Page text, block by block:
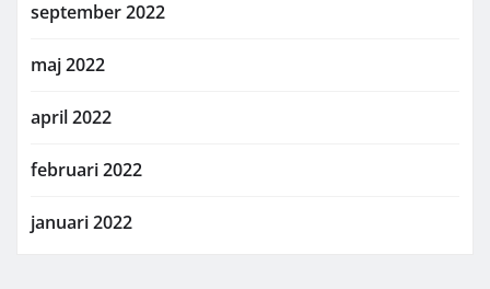
september 2022
maj 2022
april 2022
februari 2022
januari 2022